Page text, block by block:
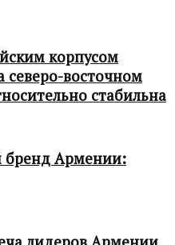
корпусом
северо-восточном
стабильна
бренд Армении: